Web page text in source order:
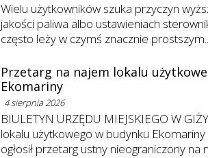
Wielu użytkowników szuka przyczyn
jakości paliwa albo ustawieniach
często leży w czymś znacznie
Przetarg na najem lokalu
Ekomariny
4 sierpnia 2026
BIULETYN URZĘDU MIEJSKIEGO W
lokalu użytkowego w budynku Ekomariny Burmistrz Miasta Giżycka
ogłosił przetarg ustny nieograniczony na